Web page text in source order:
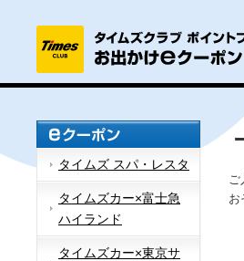
タイムズ スパ・レスタ
タイムズカー×富士急
ハイランド
タイムズカー×東京サ
ご
お